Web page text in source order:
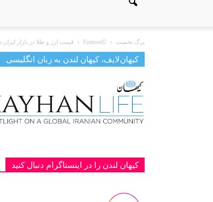
برگ نخست Featured2 قیمت ارز و طلا در بازار
کیهان‌لایف، کیهان لندن به زبان انگلیسی
کیهان لندن را در اینستاگرام دنبال کنید